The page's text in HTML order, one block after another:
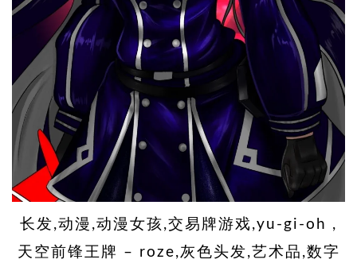
长发,动漫,动漫女孩,交易牌游戏,yu-gi-oh ,
天空前锋王牌 – roze,灰色头发,艺术品,数字